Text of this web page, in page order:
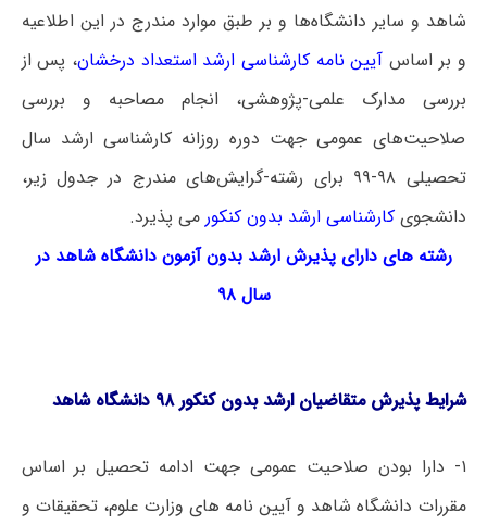
شاهد و سایر دانشگاه‌ها و بر طبق موارد مندرج در این اطلاعیه
و بر اساس آیین نامه کارشناسی ارشد استعداد درخشان، پس از
بررسی مدارک علمی-پژوهشی، انجام مصاحبه و بررسی
صلاحیت‌های عمومی جهت دوره روزانه کارشناسی ارشد سال
تحصیلی ۹۸-۹۹ برای رشته-گرایش‌های مندرج در جدول زیر،
دانشجویکارشناسی ارشد بدون کنکور می­ پذیرد.
رشته های دارای پذیرش ارشد بدون آزمون دانشگاه شاهد در
سال ۹۸
شرایط پذیرش متقاضیان ارشد بدون کنکور ۹۸ دانشگاه شاهد
۱- دارا بودن صلاحیت عمومی جهت ادامه تحصیل بر اساس
مقررات دانشگاه شاهد و آیین نامه های وزارت علوم، تحقیقات و